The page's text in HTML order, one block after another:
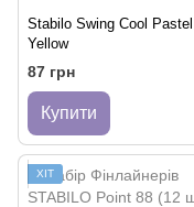
Stabilo Swing Cool Pastel
Yellow
87 грн
Купити
ХІТ